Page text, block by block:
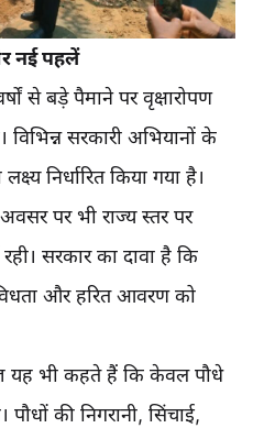
नई पहलें
से बड़े पैमाने पर वृक्षारोपण
विभिन्न सरकारी अभियानों के
निर्धारित किया गया है।
पर भी राज्य स्तर पर
सरकार का दावा है कि
और हरित आवरण को
यह भी कहते हैं कि केवल पौधे
पौधों की निगरानी, सिंचाई,